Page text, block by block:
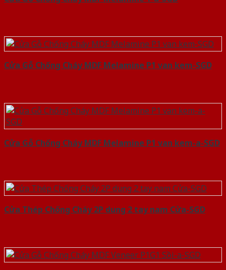
Cửa Gỗ Chống Cháy MDF Melamine P1 van kem-SGD
Cửa Gỗ Chống Cháy MDF Melamine P1 van kem-a-SGD
Cửa Thép Chống Cháy 2P dung 2 tay nam Cửa-SGD